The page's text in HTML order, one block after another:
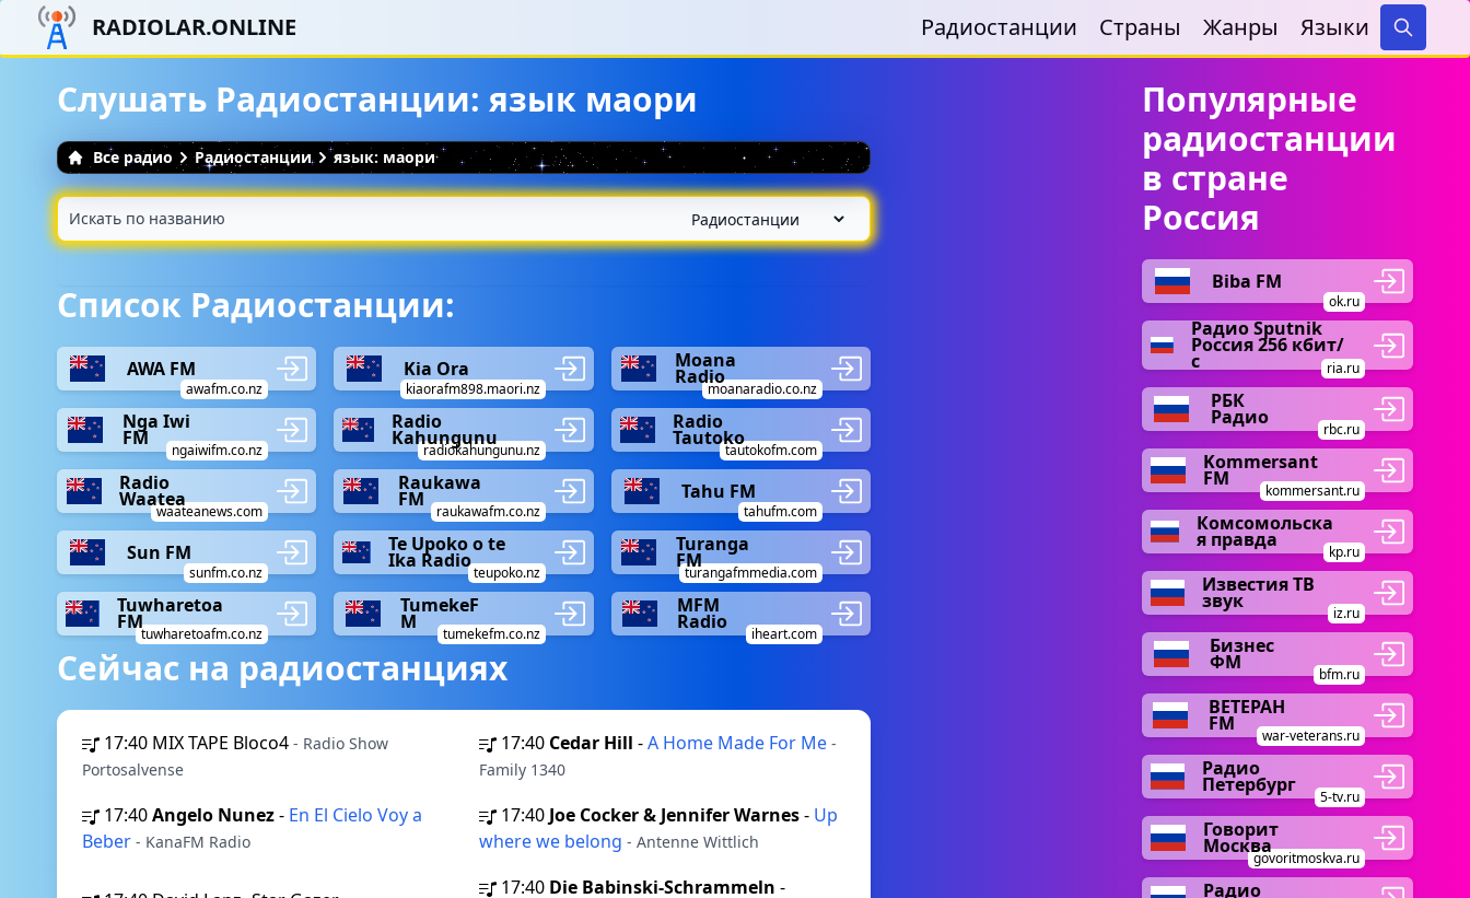
RADIOLAR.ONLINE Радиостанции Страны Жанры Языки
Search
Слушать Радиостанции: язык маори
Все радио Радиостанции язык: маори
Список Радиостанции:
AWA FM
awafm.co.nz
Kia Ora
kiaorafm898.maori.nz
Moana
Radio
moanaradio.co.nz
Nga Iwi
FM
ngaiwifm.co.nz
Radio
Kahungunu
radiokahungunu.nz
Radio
Tautoko
tautokofm.com
Radio
Waatea
waateanews.com
Raukawa
FM
raukawafm.co.nz
Tahu FM
tahufm.com
Sun FM
sunfm.co.nz
Te Upoko o te
Ika Radio
teupoko.nz
Turanga
FM
turangafmmedia.com
Tuwharetoa
FM
tuwharetoafm.co.nz
TumekeF
M
tumekefm.co.nz
MFM
Radio
iheart.com
Сейчас на радиостанциях
17:40 MIX TAPE Bloco4 - Radio Show
Portosalvense
17:40 Cedar Hill -A Home Made For Me -
Family 1340
17:40Angelo Nunez- En El Cielo Voy a
Beber - KanaFM Radio
17:40 Joe Cocker & Jennifer Warnes- Up
where we belong - Antenne Wittlich
17:40 Die Babinski-Schrammeln -
Популярные
радиостанции
в стране
Россия
Biba FM
ok.ru
Радио Sputnik
Россия 256 кбит/
с ria.ru
РБК
Радио
rbc.ru
Kommersant
FM
kommersant.ru
Комсомольска
я правда
kp.ru
Известия ТВ
звук
iz.ru
Бизнес
ФМ
bfm.ru
ВЕТЕРАН
FM
war-veterans.ru
Радио
Петербург
5-tv.ru
Говорит
Москва
govoritmoskva.ru
Радио